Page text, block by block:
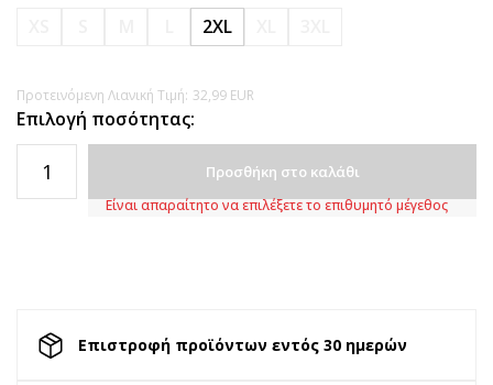
2XL
Προτεινόμενη Λιανική Τιμή: 32,99 EUR
Επιλογή ποσότητας:
Προσθήκη στο καλάθι
Είναι απαραίτητο να επιλέξετε το επιθυμητό μέγεθος
Επιστροφή προϊόντων εντός 30 ημερών